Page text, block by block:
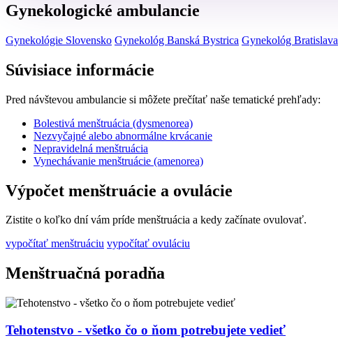
Gynekologické ambulancie
Gynekológie Slovensko Gynekológ Banská Bystrica Gynekológ Bratislava
Súvisiace informácie
Pred návštevou ambulancie si môžete prečítať naše tematické prehľady:
Bolestivá menštruácia (dysmenorea)
Nezvyčajné alebo abnormálne krvácanie
Nepravidelná menštruácia
Vynechávanie menštruácie (amenorea)
Výpočet menštruácie a ovulácie
Zistite o koľko dní vám príde menštruácia a kedy začínate ovulovať.
vypočítať menštruáciu vypočítať ovuláciu
Menštruačná poradňa
Tehotenstvo - všetko čo o ňom potrebujete vedieť